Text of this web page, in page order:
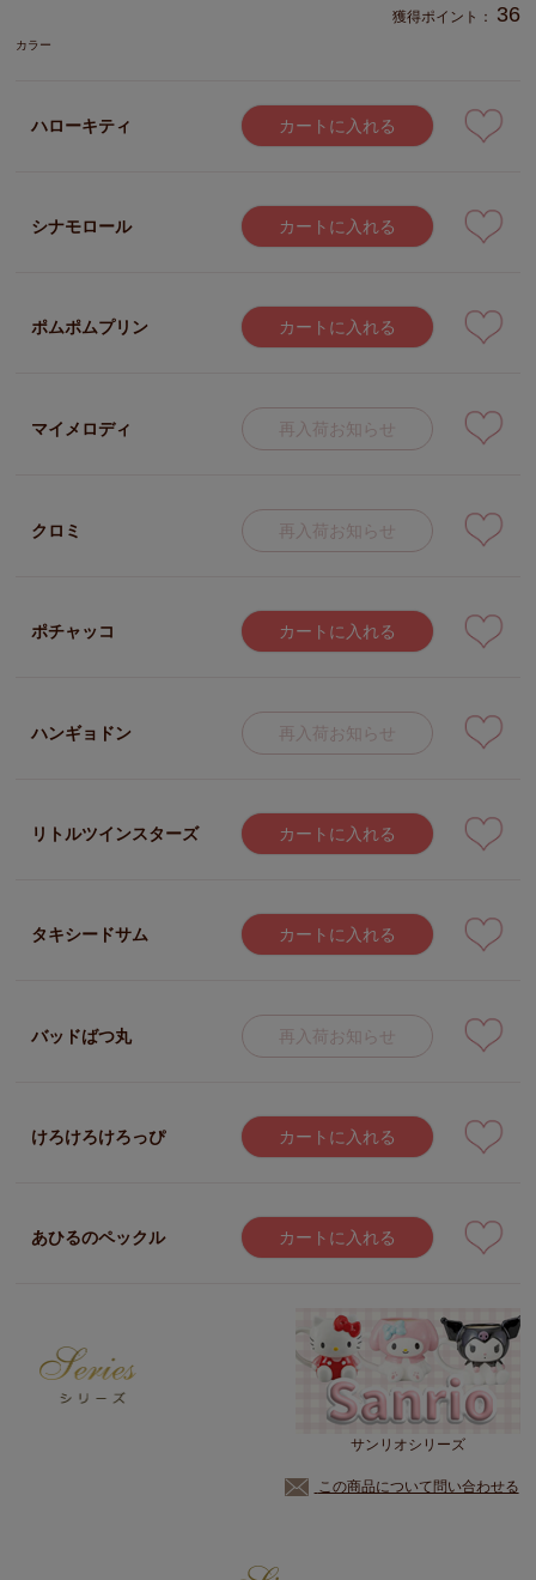
獲得ポイント： 36
カラー
ハローキティ カートに入れる
シナモロール カートに入れる
ポムポムプリン カートに入れる
マイメロディ 再入荷お知らせ
クロミ 再入荷お知らせ
ポチャッコ カートに入れる
ハンギョドン 再入荷お知らせ
リトルツインスターズ カートに入れる
タキシードサム カートに入れる
バッドばつ丸 再入荷お知らせ
けろけろけろっぴ カートに入れる
あひるのペックル カートに入れる
サンリオシリーズ
この商品について問い合わせる